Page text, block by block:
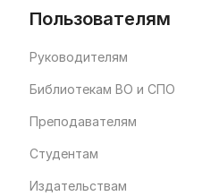
Пользователям
Руководителям
Библиотекам ВО и СПО
Преподавателям
Студентам
Издательствам